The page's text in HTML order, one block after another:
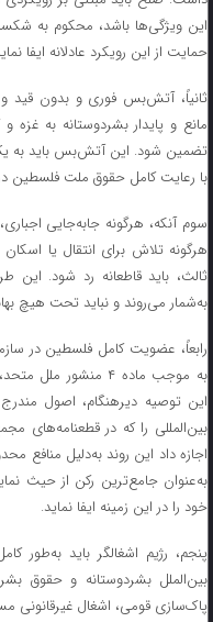
این ویژگی‌ها باشد، محکوم به
حمایت از این رویکرد عادلانه ایفا
ثانیاً، آتش‌بس فوری و بدون قید
مانع و پایدار بشردوستانه به
تضمین شود. این آتش‌بس باید به
با رعایت کامل حقوق ملت فلسطین
سوم آنکه، هرگونه جابه‌جایی
هرگونه تلاش برای انتقال یا
ثالث، باید قاطعانه رد شود.
به‌شمار می‌روند و نباید تحت هیچ
رابعاً، عضویت کامل فلسطین در
به موجب ماده ۴
این توصیه دیرهنگام، اصول
بین‌المللی را که در قطعنامه‌های
اجازه داد این روند به‌دلیل منافع
به‌عنوان جامع‌ترین رکن از حیث
خود را در این زمینه ایفا نماید.
پنجم، رژیم اشغالگر باید به‌طور
بین‌الملل بشردوستانه و حقوق
پاک‌سازی قومی، اشغال غیرقانونی